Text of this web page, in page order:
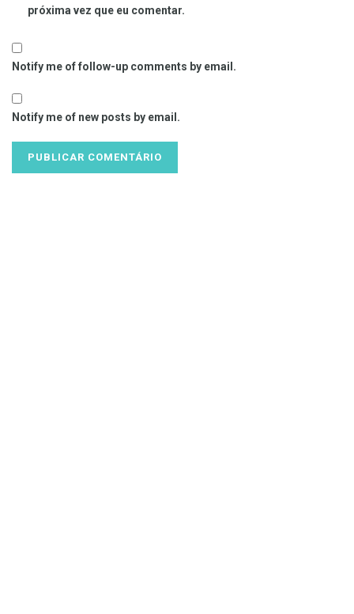
próxima vez que eu comentar.
Notify me of follow-up comments by email.
Notify me of new posts by email.